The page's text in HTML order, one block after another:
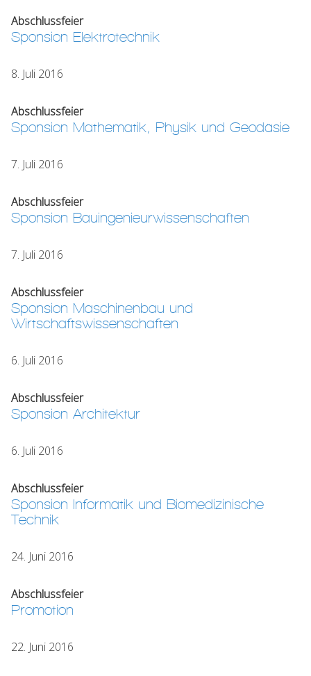
Abschlussfeier
Sponsion Elektrotechnik
8. Juli 2016
Abschlussfeier
Sponsion Mathematik, Physik und Geodäsie
7. Juli 2016
Abschlussfeier
Sponsion Bauingenieurwissenschaften
7. Juli 2016
Abschlussfeier
Sponsion Maschinenbau und
Wirtschaftswissenschaften
6. Juli 2016
Abschlussfeier
Sponsion Architektur
6. Juli 2016
Abschlussfeier
Sponsion Informatik und Biomedizinische
Technik
24. Juni 2016
Abschlussfeier
Promotion
22. Juni 2016